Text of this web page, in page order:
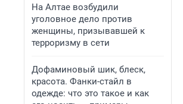
На Алтае возбудили
уголовное дело против
женщины, призывавшей к
терроризму в сети
Дофаминовый шик, блеск,
красота. Фанки-стайл в
одежде: что это такое и как